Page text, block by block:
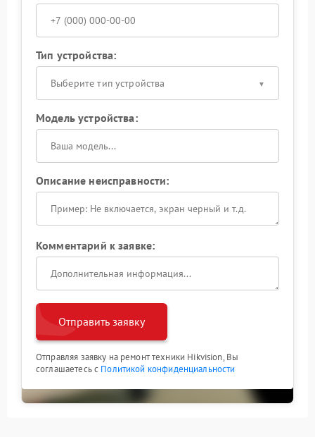
Тип устройства:
Выберите тип устройства
Модель устройства:
Описание неисправности:
Комментарий к заявке:
Отправить заявку
Отправляя заявку на ремонт техники Hikvision, Вы
соглашаетесь с Политикой конфиденциальности